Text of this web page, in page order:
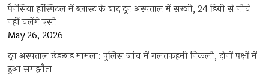
पैनेसिया हॉस्पिटल में ब्लास्ट के बाद दून अस्पताल में सख्ती, 24 डिग्री से नीचे
नहीं चलेंगे एसी
May 26, 2026
दून अस्पताल छेड़छाड़ मामला: पुलिस जांच में गलतफहमी निकली, दोनों पक्षों में
हुआ समझौता